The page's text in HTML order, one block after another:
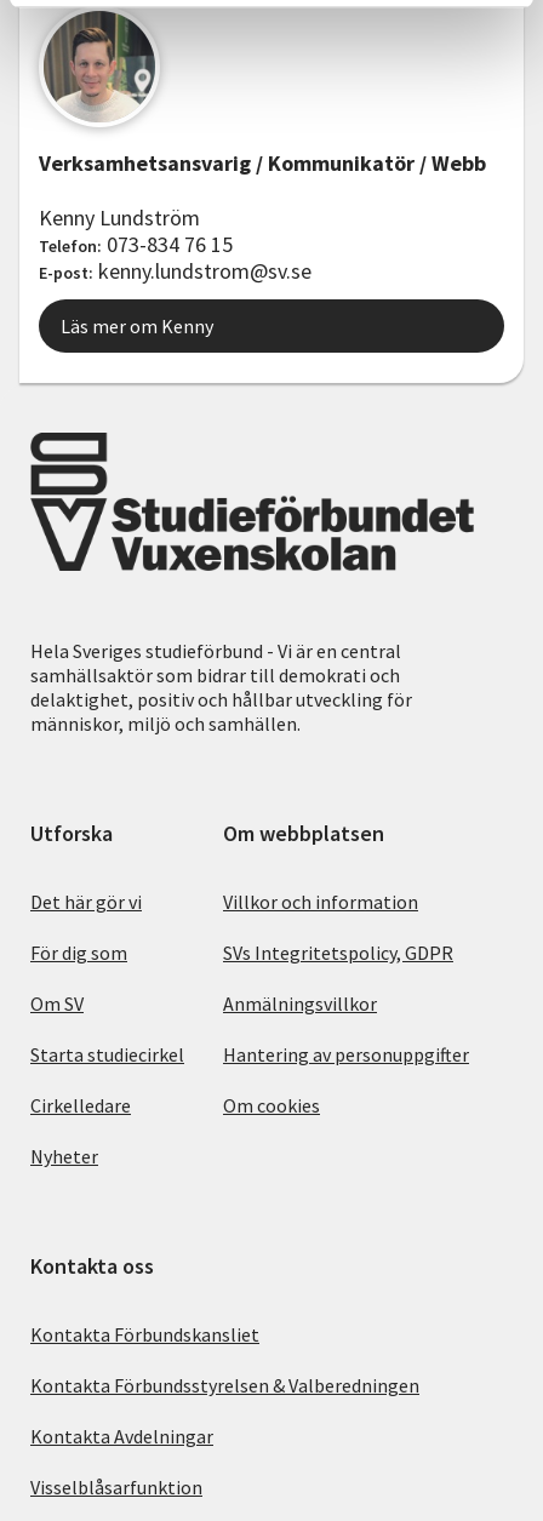
Verksamhetsansvarig / Kommunikatör / Webb
Kenny Lundström
Telefon: 073-834 76 15
E-post: kenny.lundstrom@sv.se
Läs mer om Kenny
Hela Sveriges studieförbund - Vi är en central
samhällsaktör som bidrar till demokrati och
delaktighet, positiv och hållbar utveckling för
människor, miljö och samhällen.
Utforska
Det här gör vi
För dig som
Om SV
Starta studiecirkel
Cirkelledare
Nyheter
Om webbplatsen
Villkor och information
SVs Integritetspolicy, GDPR
Anmälningsvillkor
Hantering av personuppgifter
Om cookies
Kontakta oss
Kontakta Förbundskansliet
Kontakta Förbundsstyrelsen & Valberedningen
Kontakta Avdelningar
Visselblåsarfunktion